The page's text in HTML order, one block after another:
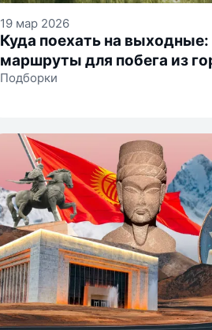
19 мар 2026
Куда поехать на выходные:
маршруты для побега из
Подборки